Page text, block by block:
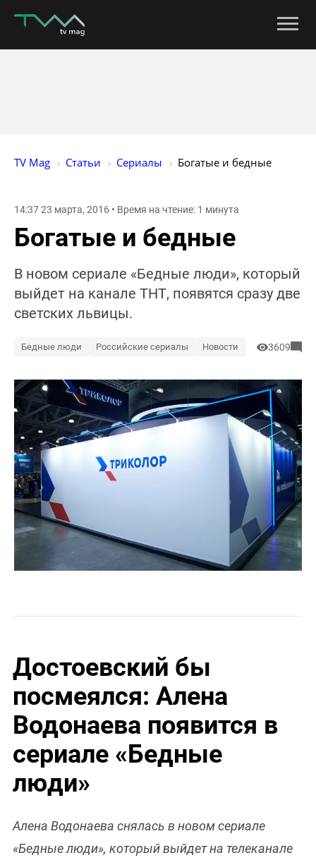
TV Mag Статьи Сериалы Богатые и бедные
14:37 23 марта, 2016 • Время на чтение: 1 минута
Богатые и бедные
В новом сериале «Бедные люди», который
выйдет на канале ТНТ, появятся сразу две
светских львицы.
Бедные люди Российские сериалы Новости 3609
Достоевский бы
посмеялся: Алена
Водонаева появится в
сериале «Бедные
люди»
Алена Водонаева снялась в новом сериале
«Бедные люди», который выйдет на телеканале